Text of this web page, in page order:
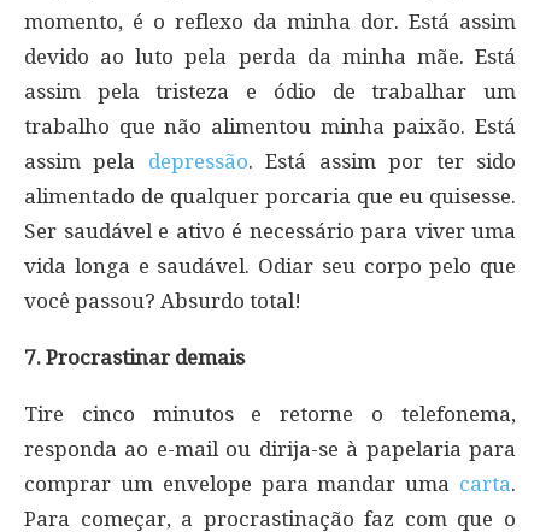
momento, é o reflexo da minha dor. Está assim
devido ao luto pela perda da minha mãe. Está
assim pela tristeza e ódio de trabalhar um
trabalho que não alimentou minha paixão. Está
assim pela depressão. Está assim por ter sido
alimentado de qualquer porcaria que eu quisesse.
Ser saudável e ativo é necessário para viver uma
vida longa e saudável. Odiar seu corpo pelo que
você passou? Absurdo total!
7. Procrastinar demais
Tire cinco minutos e retorne o telefonema,
responda ao e-mail ou dirija-se à papelaria para
comprar um envelope para mandar uma carta.
Para começar, a procrastinação faz com que o